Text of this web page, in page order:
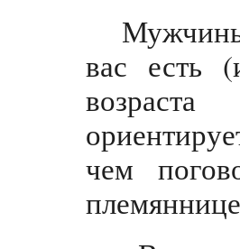
вас есть
чем